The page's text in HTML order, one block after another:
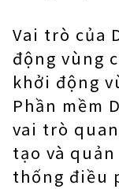
Vai trò của
động vùng
khởi động
Phần mềm
vai trò
tạo và
thống điều